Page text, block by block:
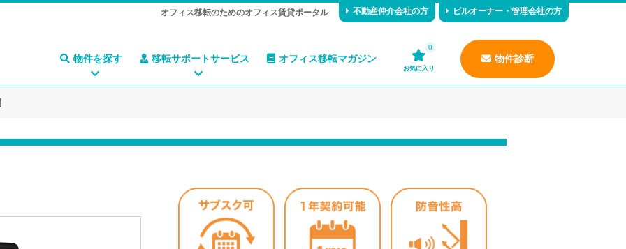
オフィス移転のためのオフィス賃貸ポータル 不動産仲介会社の方 ビルオーナー・管理会社の方
物件を探す 移転サポートサービス オフィス移転マガジン
0
お気に入り
物件診断